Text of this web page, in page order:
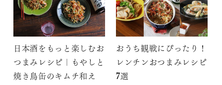
日本酒をもっと楽しむお
つまみレシピ｜もやしと
焼き鳥缶のキムチ和え
おうち観戦にぴったり！
レンチンおつまみレシピ
7選